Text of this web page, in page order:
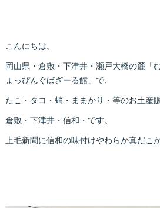
こんにちは。
岡山県・倉敷・下津井・瀬戸大橋の麓「
ょっぴんぐばざーる館」で、
たこ・タコ・蛸・ままかり・等のお土産
倉敷・下津井・信和・です。
上毛新聞に信和の味付けやわらか真だこ